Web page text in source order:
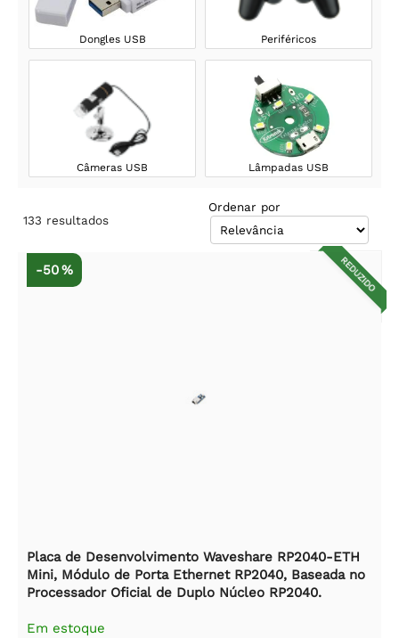
Dongles USB Periféricos
Câmeras USB Lâmpadas USB
133 resultados
Ordenar por
REDUZIDO
-50 %
Placa de Desenvolvimento Waveshare RP2040-ETH
Mini, Módulo de Porta Ethernet RP2040, Baseada no
Processador Oficial de Duplo Núcleo RP2040.
Em estoque